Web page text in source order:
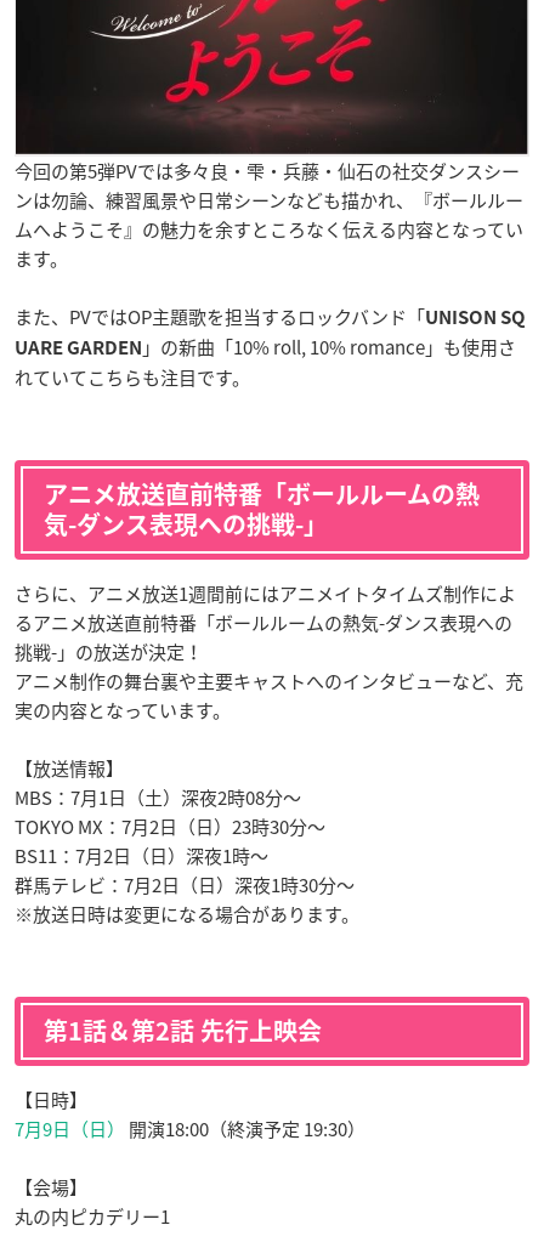
今回の第5弾PVでは多々良・雫・兵藤・仙石の社交ダンスシー
ンは勿論、練習風景や日常シーンなども描かれ、『ボールルー
ムへようこそ』の魅力を余すところなく伝える内容となってい
ます。
また、PVではOP主題歌を担当するロックバンド「UNISON SQ
UARE GARDEN 」の新曲「10% roll, 10% romance」も使用さ
れていてこちらも注目です。
アニメ放送直前特番「ボールルームの熱
気-ダンス表現への挑戦-」
さらに、アニメ放送1週間前にはアニメイトタイムズ制作によ
るアニメ放送直前特番「ボールルームの熱気-ダンス表現への
挑戦-」の放送が決定！
アニメ制作の舞台裏や主要キャストへのインタビューなど、充
実の内容となっています。
【放送情報】
MBS：7月1日（土）深夜2時08分～
TOKYO MX：7月2日（日）23時30分～
BS11：7月2日（日）深夜1時～
群馬テレビ：7月2日（日）深夜1時30分～
※放送日時は変更になる場合があります。
第1話＆第2話 先行上映会
【日時】
7月9日 （日） 開演18:00 （終演予定 19:30）
【会場】
丸の内ピカデリー1